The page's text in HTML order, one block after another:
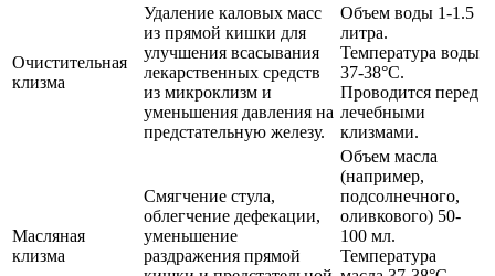
Очистительная
клизма
Удаление каловых масс
из прямой кишки для
улучшения всасывания
лекарственных средств
из микроклизм и
уменьшения давления на
предстательную железу.
Объем воды 1-1.5
литра.
Температура воды
37-38°C.
Проводится перед
лечебными
клизмами.
Масляная
клизма
Смягчение стула,
облегчение дефекации,
уменьшение
раздражения прямой
Объем масла
(например,
подсолнечного,
оливкового) 50-
100 мл.
Температура